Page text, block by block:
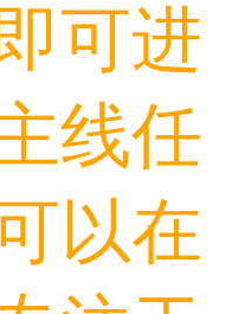
可进
线任
以在